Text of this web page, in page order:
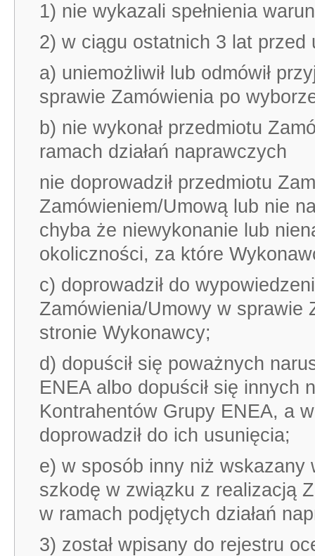
1) nie wykazali spełnienia
2) w ciągu ostatnich 3 lat przed
a) uniemożliwił lub odmówił
sprawie Zamówienia po
b) nie wykonał przedmiotu
ramach działań naprawczych
nie doprowadził przedmiotu
Zamówieniem/Umową lub nie
chyba że niewykonanie lub
okoliczności, za które
c) doprowadził do
Zamówienia/Umowy w sprawie
stronie Wykonawcy;
d) dopuścił się poważnych
ENEA albo dopuścił się innych
Kontrahentów Grupy ENEA, a
doprowadził do ich usunięcia;
e) w sposób inny niż wskazany
szkodę w związku z realizacją
w ramach podjętych działań
3) został wpisany do rejestru